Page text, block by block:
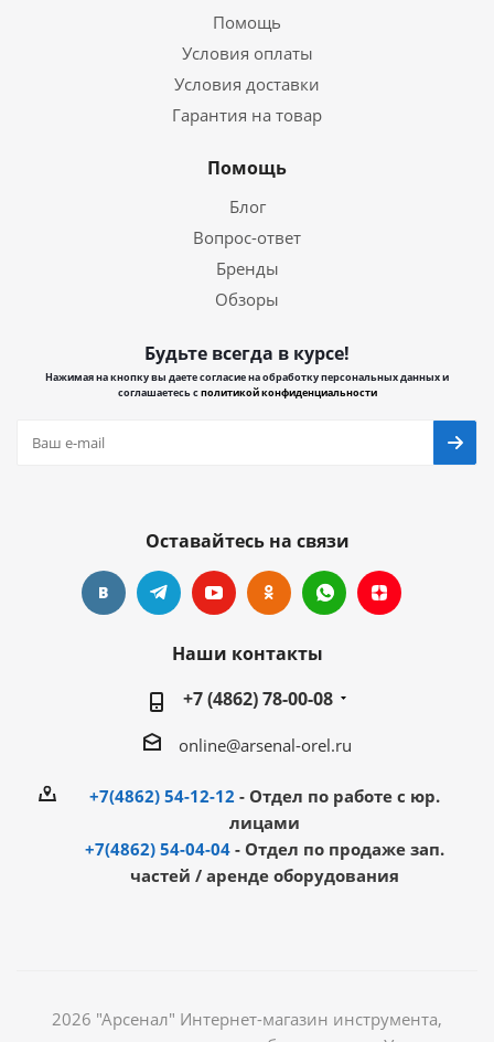
Помощь
Условия оплаты
Условия доставки
Гарантия на товар
Помощь
Блог
Вопрос-ответ
Бренды
Обзоры
Будьте всегда в курсе!
Нажимая на кнопку вы даете согласие на обработку персональных данных и
соглашаетесь сполитикой конфиденциальности
Оставайтесь на связи
Наши контакты
+7 (4862) 78-00-08
online@arsenal-orel.ru
+7(4862) 54-12-12 - Отдел по работе с юр.
лицами
+7(4862) 54-04-04 - Отдел по продаже зап.
частей / аренде оборудования
2026 "Арсенал" Интернет-магазин инструмента,